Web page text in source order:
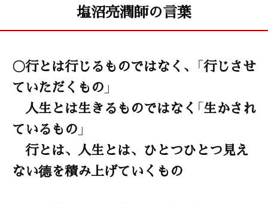
塩沼亮潤師の言葉
〇行とは行じるものではなく、「行じさせ
ていただくもの」
人生とは生きるものではなく「生かされ
ているもの」
行とは、人生とは、ひとつひとつ見え
ない德を積み上げていくもの